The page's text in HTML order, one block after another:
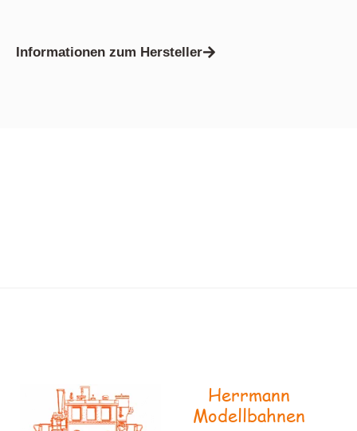
Informationen zum Hersteller
Herrmann
Modellbahnen